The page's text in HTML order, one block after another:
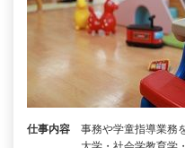
仕事内容
事務や学童指導業務